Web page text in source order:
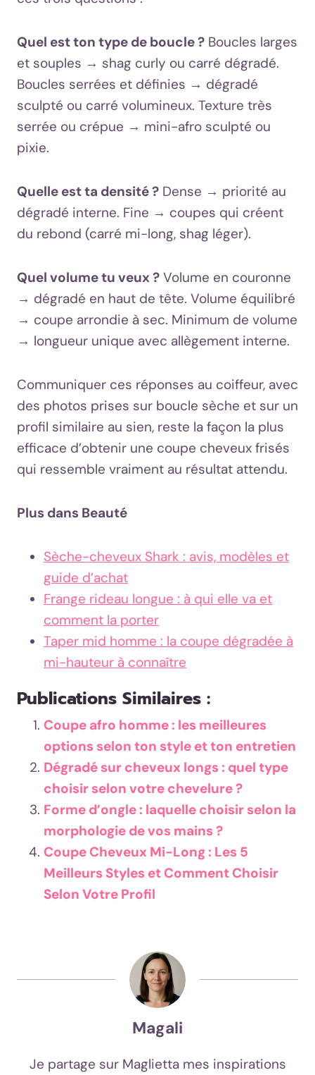
Quel est ton type de boucle ? Boucles larges
et souples → shag curly ou carré dégradé.
Boucles serrées et définies → dégradé
sculpté ou carré volumineux. Texture très
serrée ou crépue → mini-afro sculpté ou
pixie.
Quelle est ta densité ? Dense → priorité au
dégradé interne. Fine → coupes qui créent
du rebond (carré mi-long, shag léger).
Quel volume tu veux ? Volume en couronne
→ dégradé en haut de tête. Volume équilibré
→ coupe arrondie à sec. Minimum de volume
→ longueur unique avec allègement interne.
Communiquer ces réponses au coiffeur, avec
des photos prises sur boucle sèche et sur un
profil similaire au sien, reste la façon la plus
efficace d’obtenir une coupe cheveux frisés
qui ressemble vraiment au résultat attendu.
Plus dans Beauté
Sèche-cheveux Shark : avis, modèles et
guide d’achat
Frange rideau longue : à qui elle va et
comment la porter
Taper mid homme : la coupe dégradée à
mi-hauteur à connaître
Publications Similaires :
Coupe afro homme : les meilleures
options selon ton style et ton entretien
Dégradé sur cheveux longs : quel type
choisir selon votre chevelure ?
Forme d’ongle : laquelle choisir selon la
morphologie de vos mains ?
Coupe Cheveux Mi-Long : Les 5
Meilleurs Styles et Comment Choisir
Selon Votre Profil
Magali
Je partage sur Maglietta mes inspirations